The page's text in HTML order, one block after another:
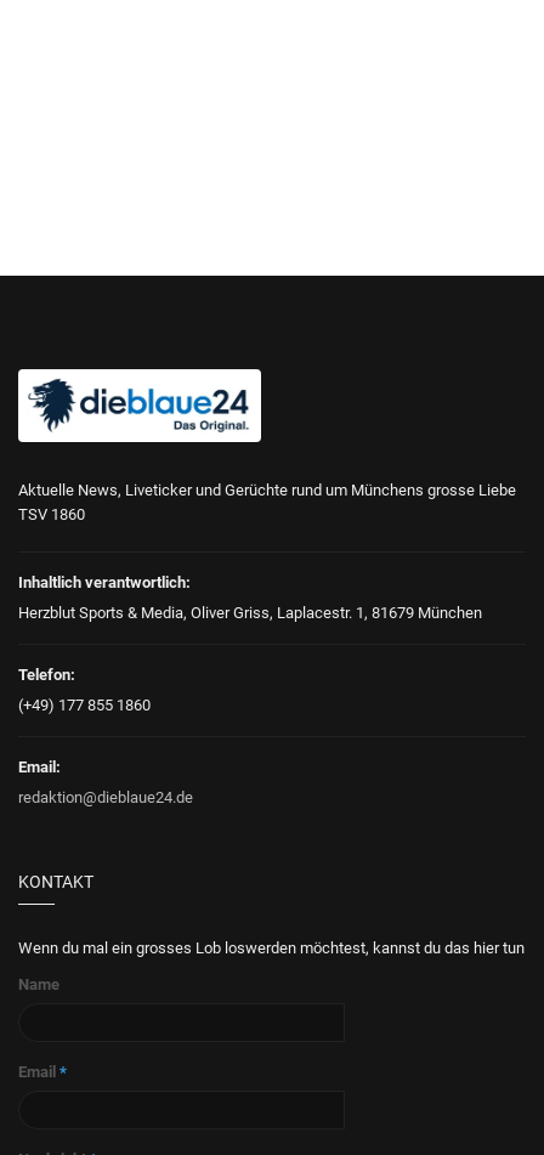
Aktuelle News, Liveticker und Gerüchte rund um Münchens grosse Liebe
TSV 1860
Inhaltlich verantwortlich:
Herzblut Sports & Media, Oliver Griss, Laplacestr. 1, 81679 München
Telefon:
(+49) 177 855 1860
Email:
redaktion@dieblaue24.de
KONTAKT
Wenn du mal ein grosses Lob loswerden möchtest, kannst du das hier tun
Name
Email *